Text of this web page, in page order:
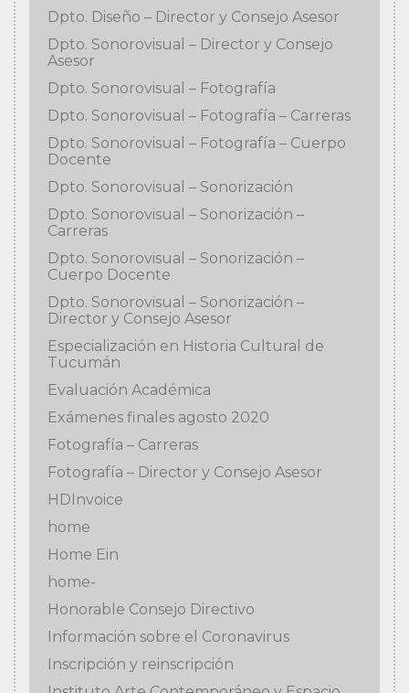
Dpto. Diseño – Director y Consejo Asesor
Dpto. Sonorovisual – Director y Consejo
Asesor
Dpto. Sonorovisual – Fotografía
Dpto. Sonorovisual – Fotografía – Carreras
Dpto. Sonorovisual – Fotografía – Cuerpo
Docente
Dpto. Sonorovisual – Sonorización
Dpto. Sonorovisual – Sonorización –
Carreras
Dpto. Sonorovisual – Sonorización –
Cuerpo Docente
Dpto. Sonorovisual – Sonorización –
Director y Consejo Asesor
Especialización en Historia Cultural de
Tucumán
Evaluación Académica
Exámenes finales agosto 2020
Fotografía – Carreras
Fotografía – Director y Consejo Asesor
HDInvoice
home
Home Ein
home-
Honorable Consejo Directivo
Información sobre el Coronavirus
Inscripción y reinscripción